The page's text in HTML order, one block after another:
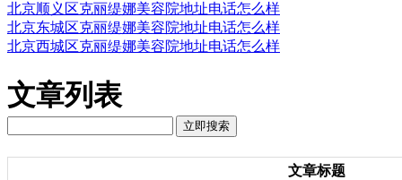
北京顺义区克丽缇娜美容院地址电话怎么样
北京东城区克丽缇娜美容院地址电话怎么样
北京西城区克丽缇娜美容院地址电话怎么样
文章列表
文章标题